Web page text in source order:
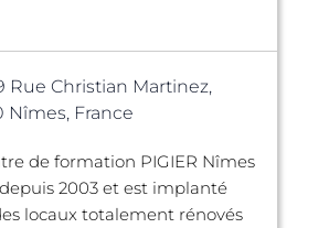
Rue Christian Martinez,
Nîmes, France
de formation PIGIER Nîmes
2003 et est implanté
locaux totalement rénovés